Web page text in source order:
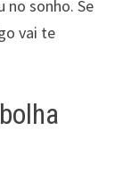
no sonho. Se
vai te